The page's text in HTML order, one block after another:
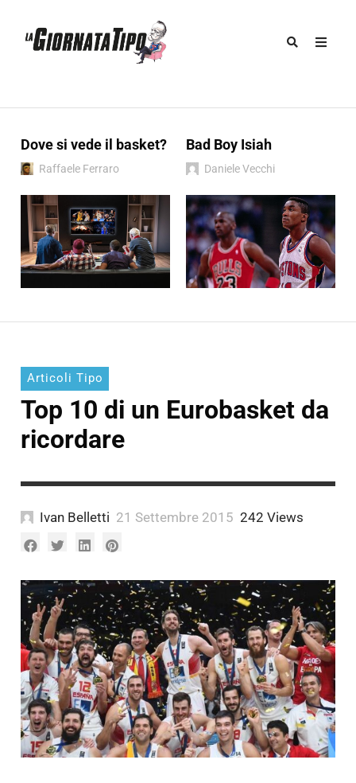
Dove si vede il basket?
Raffaele Ferraro
Bad Boy Isiah
Daniele Vecchi
Articoli Tipo
Top 10 di un Eurobasket da
ricordare
Ivan Belletti 21 Settembre 2015 242 Views